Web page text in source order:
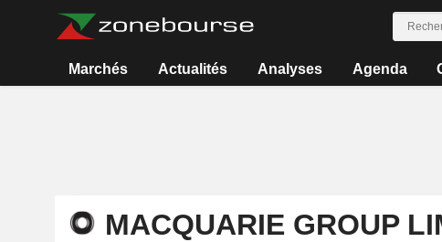
Marchés Actualités Analyses Agenda
MACQUARIE GROUP